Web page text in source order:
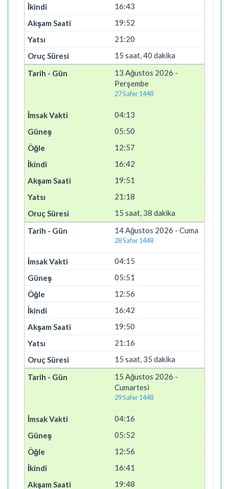
16:43
19:52
21:20
15 saat, 40 dakika
13 Ağustos 2026 -
Perşembe
27 Safer 1448
04:13
05:50
12:57
16:42
19:51
21:18
15 saat, 38 dakika
14 Ağustos 2026 - Cuma
28 Safer 1448
04:15
05:51
12:56
16:42
19:50
21:16
15 saat, 35 dakika
15 Ağustos 2026 -
Cumartesi
29 Safer 1448
04:16
05:52
12:56
16:41
19:48